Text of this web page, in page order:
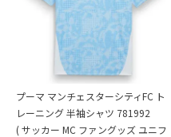
プーマ マンチェスターシティFC ト
レーニング 半袖シャツ 781992
( サッカー MC ファングッズ ユニフ